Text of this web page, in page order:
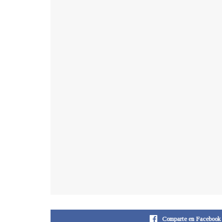
Comparte en Facebook